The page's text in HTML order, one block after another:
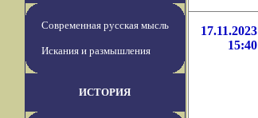
Современная русская мысль
Искания и размышления
ИСТОРИЯ
17.11.2023
15:40